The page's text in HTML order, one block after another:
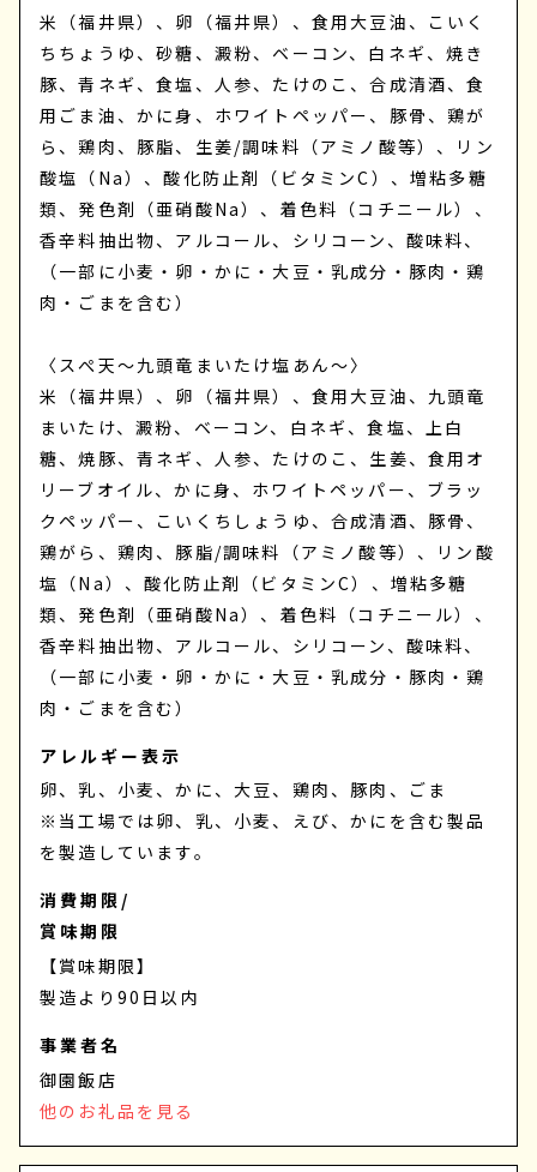
米（福井県）、卵（福井県）、食用大豆油、こいく
ちちょうゆ、砂糖、澱粉、ベーコン、白ネギ、焼き
豚、青ネギ、食塩、人参、たけのこ、合成清酒、食
用ごま油、かに身、ホワイトペッパー、豚骨、鶏が
ら、鶏肉、豚脂、生姜/調味料（アミノ酸等）、リン
酸塩（Na）、酸化防止剤（ビタミンC）、増粘多糖
類、発色剤（亜硝酸Na）、着色料（コチニール）、
香辛料抽出物、アルコール、シリコーン、酸味料、
（一部に小麦・卵・かに・大豆・乳成分・豚肉・鶏
肉・ごまを含む）
〈スぺ天～九頭竜まいたけ塩あん～〉
米（福井県）、卵（福井県）、食用大豆油、九頭竜
まいたけ、澱粉、ベーコン、白ネギ、食塩、上白
糖、焼豚、青ネギ、人参、たけのこ、生姜、食用オ
リーブオイル、かに身、ホワイトペッパー、ブラッ
クペッパー、こいくちしょうゆ、合成清酒、豚骨、
鶏がら、鶏肉、豚脂/調味料（アミノ酸等）、リン酸
塩（Na）、酸化防止剤（ビタミンC）、増粘多糖
類、発色剤（亜硝酸Na）、着色料（コチニール）、
香辛料抽出物、アルコール、シリコーン、酸味料、
（一部に小麦・卵・かに・大豆・乳成分・豚肉・鶏
肉・ごまを含む）
アレルギー表示
卵、乳、小麦、かに、大豆、鶏肉、豚肉、ごま
※当工場では卵、乳、小麦、えび、かにを含む製品
を製造しています。
消費期限/
賞味期限
【賞味期限】
製造より90日以内
事業者名
御園飯店
他のお礼品を見る